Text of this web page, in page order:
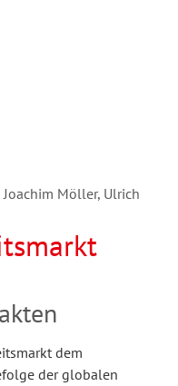
Möller, Ulrich
dem
der globalen